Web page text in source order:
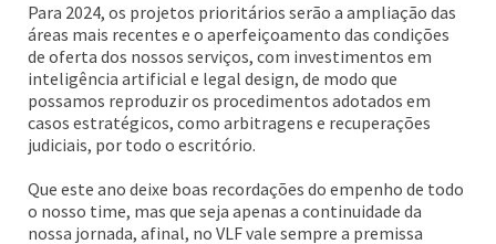
Para 2024, os projetos prioritários serão a ampliação das
áreas mais recentes e o aperfeiçoamento das condições
de oferta dos nossos serviços, com investimentos em
inteligência artificial e legal design, de modo que
possamos reproduzir os procedimentos adotados em
casos estratégicos, como arbitragens e recuperações
judiciais, por todo o escritório.
Que este ano deixe boas recordações do empenho de todo
o nosso time, mas que seja apenas a continuidade da
nossa jornada, afinal, no VLF vale sempre a premissa